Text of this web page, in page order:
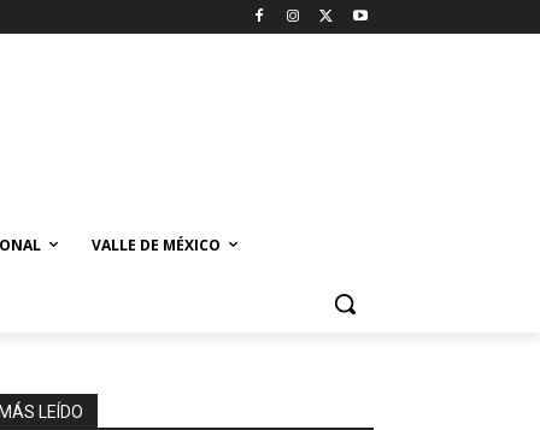
VALLE DE MÉXICO
LEÍDO